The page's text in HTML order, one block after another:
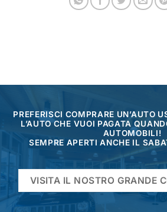
PREFERISCI COMPRARE UN’AUTO
L’AUTO CHE VUOI PAGATA
AUTOMOBILI!
SEMPRE APERTI ANCHE IL
VISITA IL NOSTRO GRANDE